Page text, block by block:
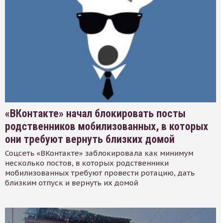
«ВКонтакте» начал блокировать посты
родственников мобилизованных, в которых
они требуют вернуть близких домой
Соцсеть «ВКонтакте» заблокировала как минимум
несколько постов, в которых родственники
мобилизованных требуют провести ротацию, дать
близким отпуск и вернуть их домой